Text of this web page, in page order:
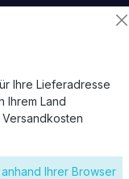
Ihre Lieferadresse
Ihrem Land
Ihrer Browser